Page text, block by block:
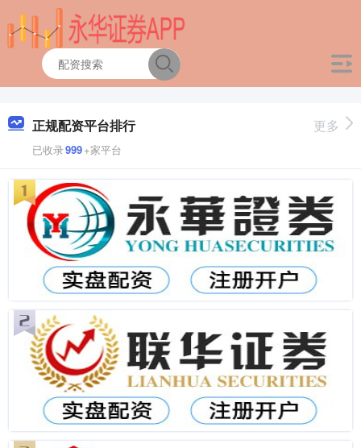
正规配资平台排行
已收录999+家平台
更多